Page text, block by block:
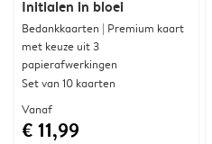
Initialen in bloei
Bedankkaarten | Premium kaart
met keuze uit 3
papierafwerkingen
Set van 10 kaarten
Vanaf
€ 11,99